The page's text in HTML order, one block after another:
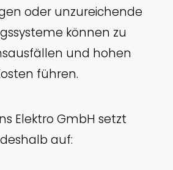
oder unzureichende
können zu
und hohen
führen.
Elektro GmbH setzt
deshalb auf: